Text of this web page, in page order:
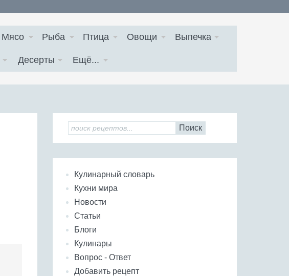
Мясо Рыба Птица Овощи Выпечка
Десерты Ещё...
Поиск
Кулинарный словарь
Кухни мира
Новости
Статьи
Блоги
Кулинары
Вопрос - Ответ
Добавить рецепт